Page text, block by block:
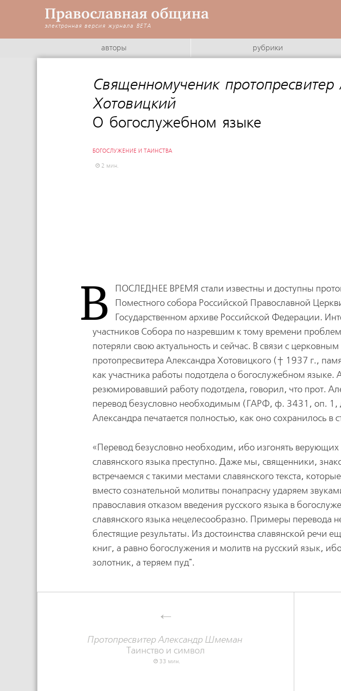
Православная община
электронная версия журнала BETA
авторы рубрики
Священномученик протопресвитер
Хотовицкий:
О богослужебном языке
БОГОСЛУЖЕНИЕ И ТАИНСТВА
2 мин.
В ПОСЛЕДНЕЕ ВРЕМЯ стали известны и доступны
Поместного собора Российской Православной
Государственном архиве Российской Федерации.
участников Собора по назревшим к тому времени
потеряли свою актуальность и сейчас. В связи с
протопресвитера Александра Хотовицкого († 1937 г.,
как участника работы подотдела о богослужебном
резюмировавший работу подотдела, говорил, что прот.
перевод безусловно необходимым (ГАРФ, ф. 3431, оп. 1,
Александра печатается полностью, как оно сохранилось в
«Перевод безусловно необходим, ибо изгонять
славянского языка преступно. Даже мы, священники,
встречаемся с такими местами славянского текста,
вместо сознательной молитвы понапрасну ударяем
православия отказом введения русского языка в
славянского языка нецелесообразно. Примеры перевода
блестящие результаты. Из достоинства славянской речи
книг, а равно богослужения и молитв на русский язык,
золотник, а теряем пуд".
Протопресвитер Александр Шмеман
Таинство и символ
33 мин.